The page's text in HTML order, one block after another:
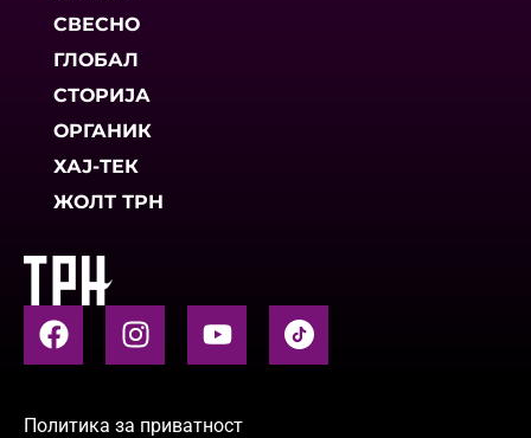
СВЕСНО
ГЛОБАЛ
СТОРИЈА
ОРГАНИК
ХАЈ-ТЕК
ЖОЛТ ТРН
Политика за приватност